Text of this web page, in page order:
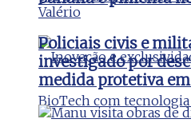
Policiais civis e
investigado por
medida protetiva